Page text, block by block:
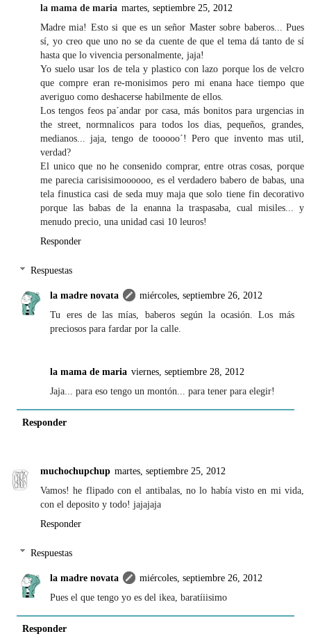
la mama de maria martes, septiembre 25, 2012
Madre mia! Esto si que es un señor Master sobre baberos... Pues
sí, yo creo que uno no se da cuente de que el tema dá tanto de sí
hasta que lo vivencia personalmente, jaja!
Yo suelo usar los de tela y plastico con lazo porque los de velcro
que compre eran re-monisimos pero mi enana hace tiempo que
averiguo como deshacerse habilmente de ellos.
Los tengos feos pa´andar por casa, más bonitos para urgencias in
the street, normnalicos para todos los dias, pequeños, grandes,
medianos... jaja, tengo de tooooo´! Pero que invento mas util,
verdad?
El unico que no he consenido comprar, entre otras cosas, porque
me parecia carisisimoooooo, es el verdadero babero de babas, una
tela finustica casi de seda muy maja que solo tiene fin decorativo
porque las babas de la enanna la traspasaba, cual misiles... y
menudo precio, una unidad casi 10 leuros!
Responder
Respuestas
la madre novata
miércoles, septiembre 26, 2012
Tu eres de las mías, baberos según la ocasión. Los más
preciosos para fardar por la calle.
la mama de maria viernes, septiembre 28, 2012
Jaja... para eso tengo un montón... para tener para elegir!
Responder
muchochupchup martes, septiembre 25, 2012
Vamos! he flipado con el antibalas, no lo había visto en mi vida,
con el deposito y todo! jajajaja
Responder
Respuestas
la madre novata
miércoles, septiembre 26, 2012
Pues el que tengo yo es del ikea, baratíiisimo
Responder